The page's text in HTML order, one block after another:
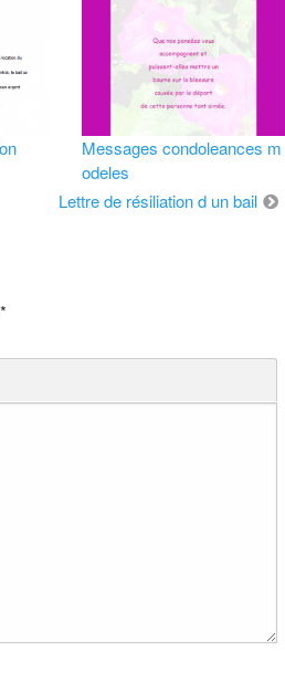
Messages condoleances m
odeles
Lettre de résiliation d un bail
*